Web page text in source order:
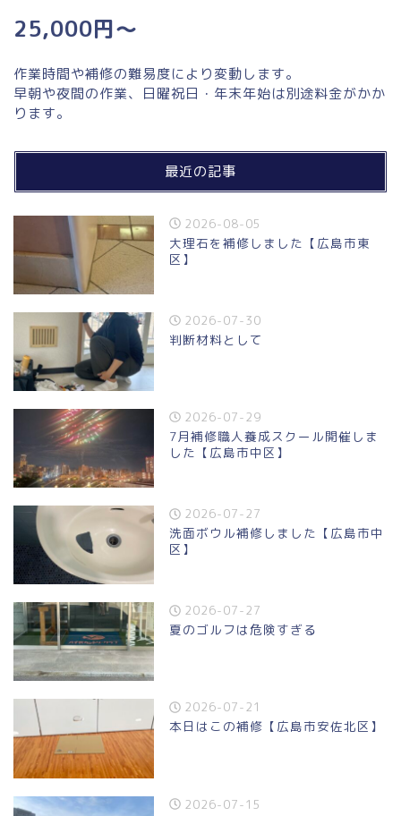
25,000円～
作業時間や補修の難易度により変動します。
早朝や夜間の作業、日曜祝日・年末年始は別途料金がかか
ります。
最近の記事
2026-08-05
大理石を補修しました【広島市東
区】
2026-07-30
判断材料として
2026-07-29
7月補修職人養成スクール開催しま
した【広島市中区】
2026-07-27
洗面ボウル補修しました【広島市中
区】
2026-07-27
夏のゴルフは危険すぎる
2026-07-21
本日はこの補修【広島市安佐北区】
2026-07-15